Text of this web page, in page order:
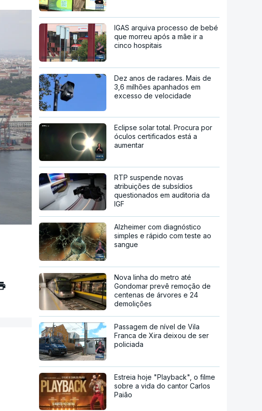
IGAS arquiva processo de bebé
que morreu após a mãe ir a
cinco hospitais
Dez anos de radares. Mais de
3,6 milhões apanhados em
excesso de velocidade
Eclipse solar total. Procura por
óculos certificados está a
aumentar
RTP suspende novas
atribuições de subsídios
questionados em auditoria da
IGF
Alzheimer com diagnóstico
simples e rápido com teste ao
sangue
Nova linha do metro até
Gondomar prevê remoção de
centenas de árvores e 24
demolições
Passagem de nível de Vila
Franca de Xira deixou de ser
policiada
Estreia hoje "Playback", o filme
sobre a vida do cantor Carlos
Paião